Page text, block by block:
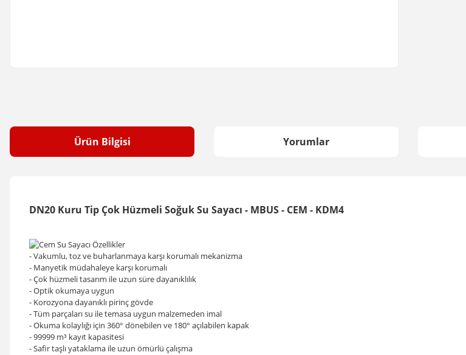
Ürün Bilgisi Yorumlar
DN20 Kuru Tip Çok Hüzmeli Soğuk Su Sayacı - MBUS - CEM - KDM4
- Vakumlu, toz ve buharlanmaya karşı korumalı mekanizma
- Manyetik müdahaleye karşı korumalı
- Çok hüzmeli tasarım ile uzun süre dayanıklılık
- Optik okumaya uygun
- Korozyona dayanıklı pirinç gövde
- Tüm parçaları su ile temasa uygun malzemeden imal
- Okuma kolaylığı için 360° dönebilen ve 180° açılabilen kapak
- 99999 m³ kayıt kapasitesi
- Safir taşlı yataklama ile uzun ömürlü çalışma